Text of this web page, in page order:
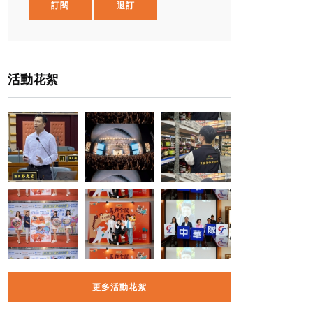
訂閱 退訂
活動花絮
更多活動花絮